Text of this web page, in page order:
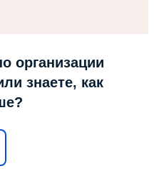
организации
знаете, как